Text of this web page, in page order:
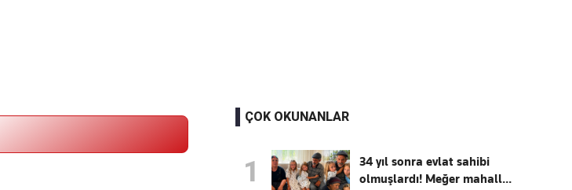
ÇOK OKUNANLAR
1
34 yıl sonra evlat sahibi
olmuşlardı! Meğer mahall...